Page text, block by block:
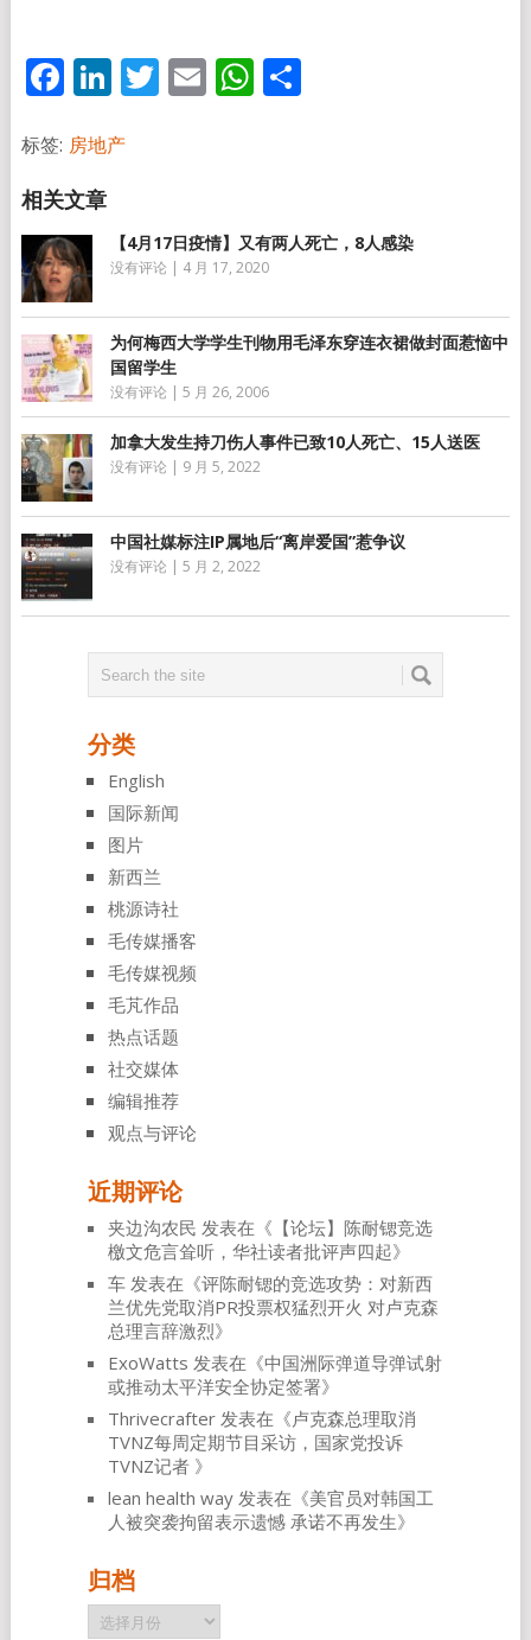
Facebook
LinkedIn
Twitter
EmailWhatsApp
分
标签: 房地产
【4月17日疫情】又有两人死亡，8人感染
没有评论 | 4 月 17, 2020
为何梅西大学学生刊物用毛泽东穿连衣裙做封面惹恼中
国留学生
没有评论 | 5 月 26, 2006
加拿大发生持刀伤人事件已致10人死亡、15人送医
没有评论 | 9 月 5, 2022
中国社媒标注IP属地后“离岸爱国”惹争议
没有评论 | 5 月 2, 2022
分类
English
国际新闻
图片
新西兰
桃源诗社
毛传媒播客
毛传媒视频
毛芃作品
热点话题
社交媒体
编辑推荐
观点与评论
近期评论
夹边沟农民 发表在《 【论坛】陈耐锶竞选
檄文危言耸听，华社读者批评声四起》
车发表在《评陈耐锶的竞选攻势：对新西
兰优先党取消PR投票权猛烈开火 对卢克森
总理言辞激烈》
ExoWatts 发表在《中国洲际弹道导弹试射
或推动太平洋安全协定签署》
Thrivecrafter发表在《卢克森总理取消
TVNZ每周定期节目采访，国家党投诉
TVNZ记者 》
lean health way发表在《美官员对韩国工
人被突袭拘留表示遗憾 承诺不再发生》
归档
归